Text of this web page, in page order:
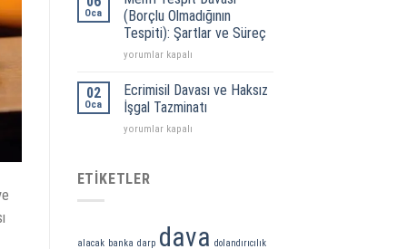
Ortaklığın
Giderilmesi
Davası
ve
Rehberi
için
Oca
(Borçlu Olmadığının
Tespiti): Şartlar ve Süreç
Menfi
Davası
(Borçlu
Olmadığının
Tespiti):
Süreç
yorumlar kapalı
02
Oca
Ecrimisil Davası ve Haksız
İşgal Tazminatı
Ecrimisil
Haksız
yorumlar kapalı
ETIKETLER
alacak banka darp dava dolandırıcılık